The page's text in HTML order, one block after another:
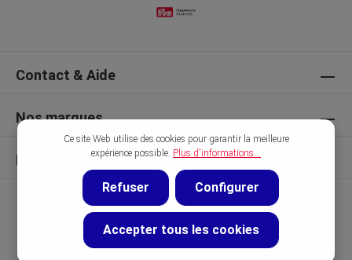
Contact & Aide
Nos marques
Découvrir
Ce site Web utilise des cookies pour garantir la meilleure
expérience possible. Plus d'informations...
Refuser Configurer
Accepter tous les cookies